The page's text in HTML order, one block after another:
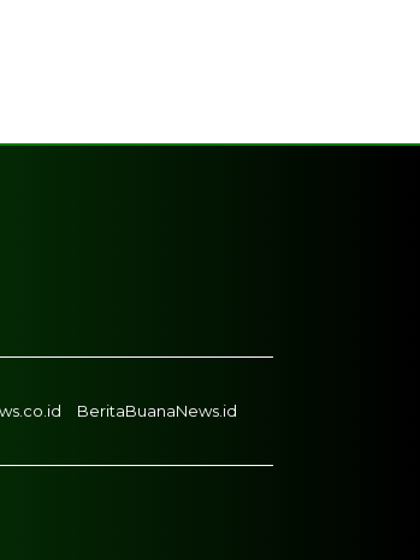
BeritaBuanaNews.id